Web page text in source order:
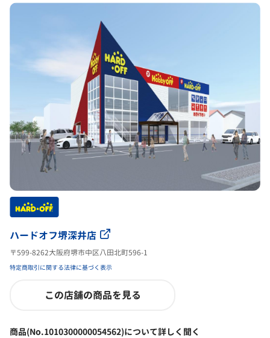
ハードオフ堺深井店
〒599-8262大阪府堺市中区八田北町596-1
特定商取引に関する法律に基づく表示
この店舗の商品を見る
商品(No.1010300000054562)について詳しく聞く